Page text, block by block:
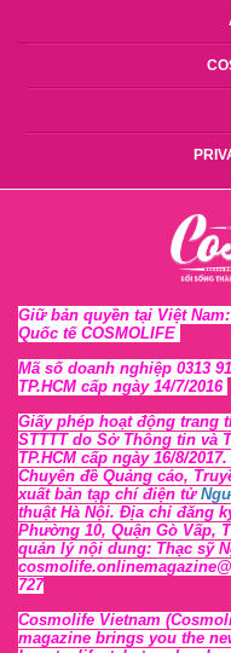
Giữ bản quyền tại Việt
Quốc tế COSMOLIFE
Mã số doanh nghiệp 0313
TP.HCM cấp ngày 14/7/2016
Giấy phép hoạt động trang
STTTT do Sở Thông tin và
TP.HCM cấp ngày 16/8/
Chuyên đề Quảng cáo,
xuất bản tạp chí điện tử
thuật Hà Nội. Địa chỉ đăng
Phường 10, Quận Gò Vấp,
quản lý nội dung: Thạc sỹ
727
Cosmolife Vietnam
magazine brings you the